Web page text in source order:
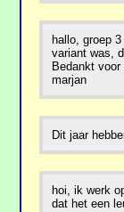
hallo, groep
variant was,
Bedankt voor
marjan
Dit jaar
hoi, ik werk
dat het een